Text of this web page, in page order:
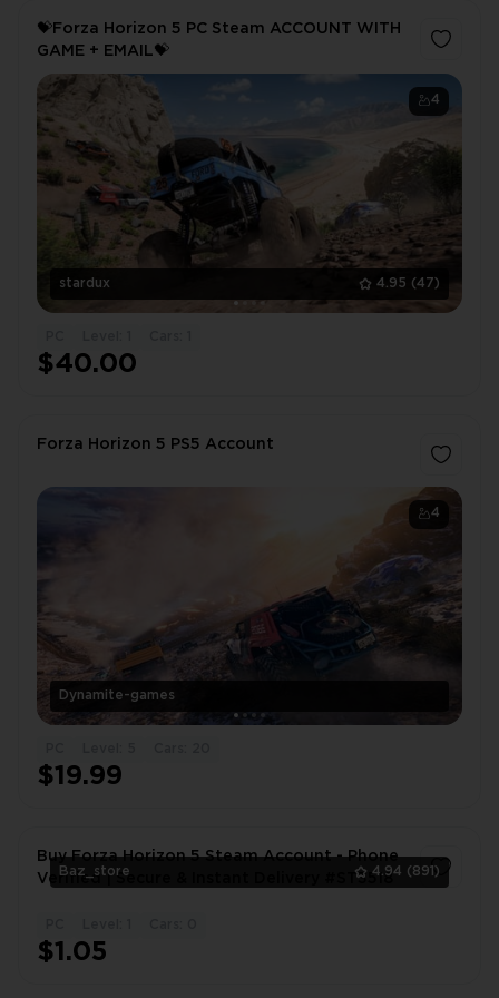
4
stardux 4.95 (47)
💝Forza Horizon 5 PC Steam ACCOUNT WITH
GAME + EMAIL💝
$40.00
4
Dynamite-games
Forza Horizon 5 PS5 Account
$19.99
Baz_store 4.94 (891)
Buy Forza Horizon 5 Steam Account - Phone
Verified | Secure & Instant Delivery #ST3518
$1.05